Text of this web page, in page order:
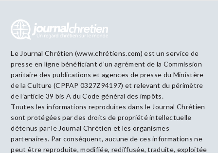
Le Journal Chrétien (www.chrétiens.com) est un service de
presse en ligne bénéficiant d’un agrément de la Commission
paritaire des publications et agences de presse du Ministère
de la Culture (CPPAP 0327Z94197) et relevant du périmètre
de l’article 39 bis A du Code général des impôts.
Toutes les informations reproduites dans le Journal Chrétien
sont protégées par des droits de propriété intellectuelle
détenus par le Journal Chrétien et les organismes
partenaires. Par conséquent, aucune de ces informations ne
peut être reproduite, modifiée, rediffusée, traduite, exploitée